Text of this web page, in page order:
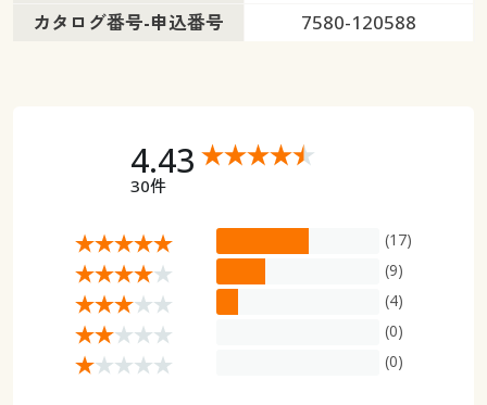
カタログ番号-申込番号 7580-120588
4.43
30件
(17)
(9)
(4)
(0)
(0)